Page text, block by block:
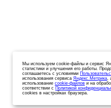
Мы используем cookie-файлы и сервис
статистики и улучшения его работы.
соглашаетесь с условиями
использования сервиса Яндекс.Метрика,
использование cookie-файлов и на
соответствии с Политикой
cookies в настройках браузера.